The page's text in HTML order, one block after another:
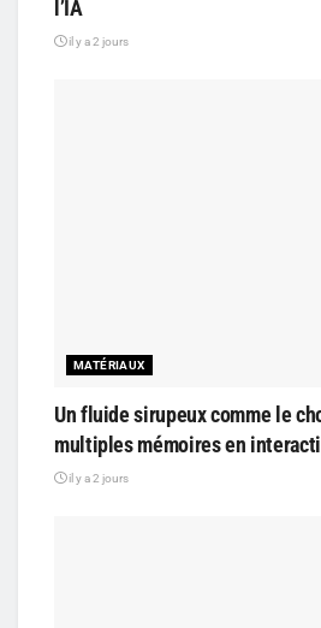
l’IA
il y a 2 jours
MATÉRIAUX
Un fluide sirupeux comme le
multiples mémoires en
il y a 2 jours